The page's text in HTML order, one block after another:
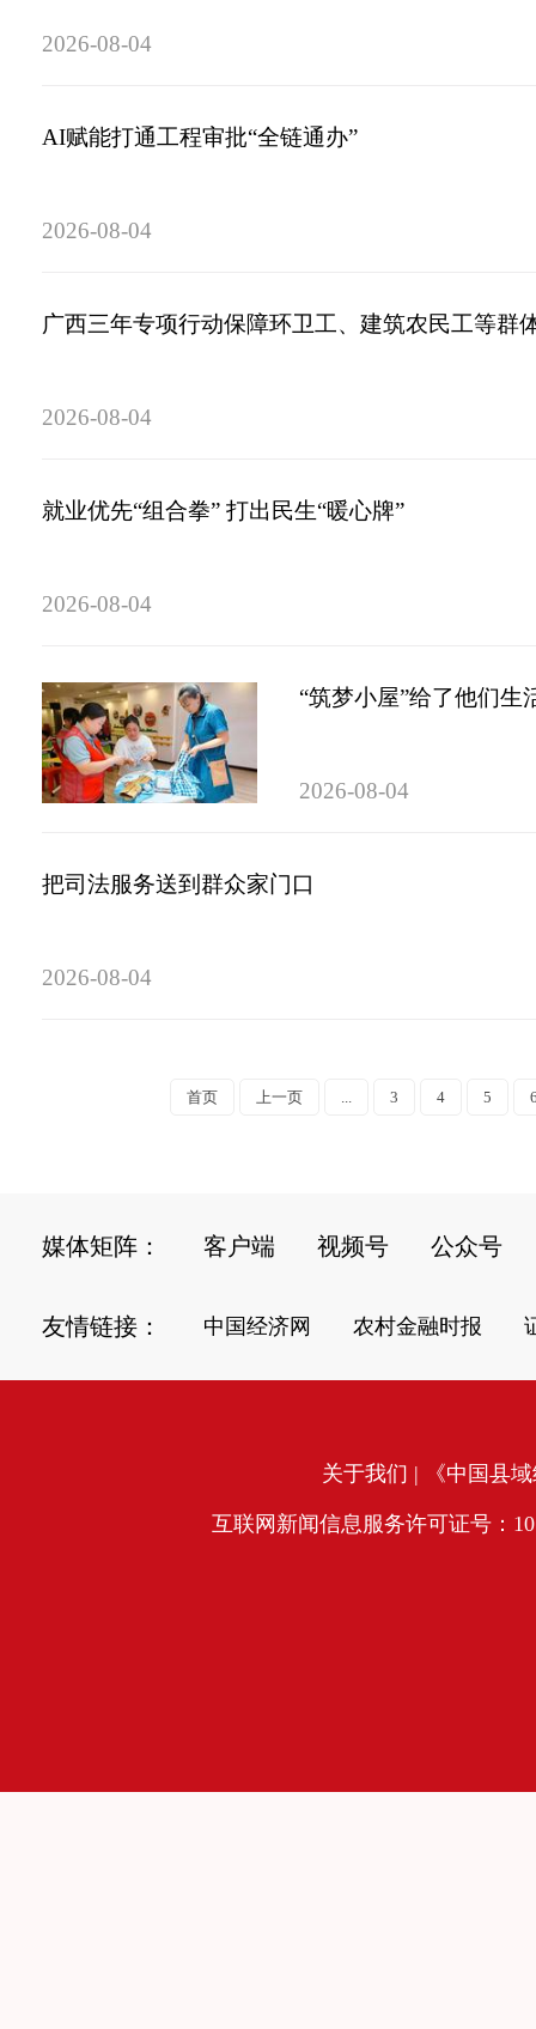
2026-08-04
AI赋能打通工程审批“全链通办”
2026-08-04
广西三年专项行动保障环卫工、建筑农民工等群
2026-08-04
就业优先“组合拳” 打出民生“暖心牌”
2026-08-04
“筑梦小屋”给了他们生
2026-08-04
把司法服务送到群众家门口
2026-08-04
首页 上一页 ... 3 4 5
媒体矩阵： 客户端 视频号 公众号
友情链接： 中国经济网 农村金融时报
关于我们 | 《中国县
互联网新闻信息服务许可证号：